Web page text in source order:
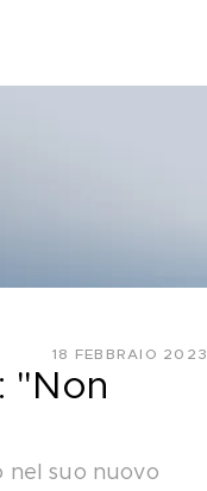
18 FEBBRAIO 2023
"Non
nel suo nuovo